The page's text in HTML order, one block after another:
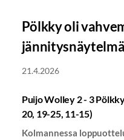
Pölkky oli
21.4.2026
Puijo Wolley 2 - 3
20, 19-25, 11-15)
Kolmannessa